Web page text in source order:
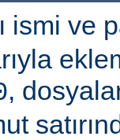
ismi ve
,